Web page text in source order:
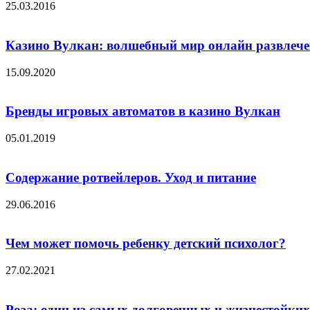
25.03.2016
Казино Вулкан: волшебный мир онлайн
15.09.2020
Бренды игровых автоматов в казино Вулкан
05.01.2019
Содержание ротвейлеров. Уход и питание
29.06.2016
Чем может помочь ребенку детский психолог?
27.02.2021